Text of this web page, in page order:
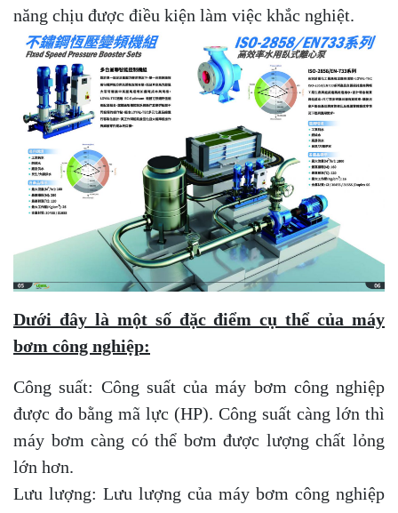
năng chịu được điều kiện làm việc khắc nghiệt.
Dưới đây là một số đặc điểm cụ thể của máy
bơm công nghiệp:
Công suất: Công suất của máy bơm công nghiệp
được đo bằng mã lực (HP). Công suất càng lớn thì
máy bơm càng có thể bơm được lượng chất lỏng
lớn hơn.
Lưu lượng: Lưu lượng của máy bơm công nghiệp